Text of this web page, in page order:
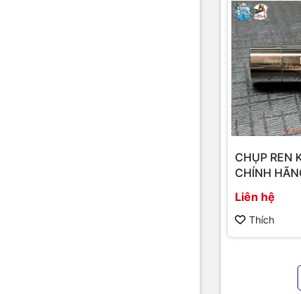
CHỤP REN
CHÍNH
Liên hệ
Thích